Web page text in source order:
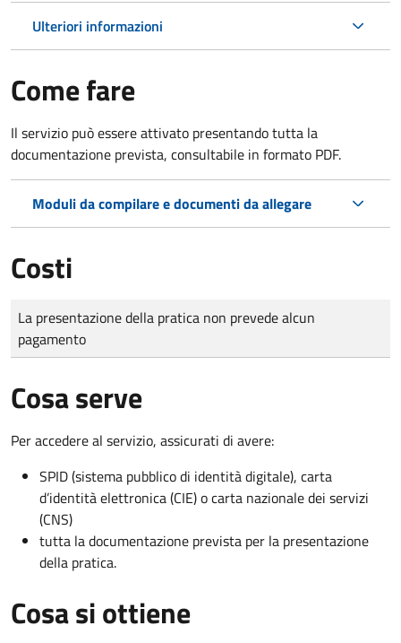
Ulteriori informazioni
Come fare
Il servizio può essere attivato presentando tutta la
documentazione prevista, consultabile in formato PDF.
Moduli da compilare e documenti da allegare
Costi
Tipo di pagamento
Importo
La presentazione della pratica non prevede alcun
pagamento
Cosa serve
Per accedere al servizio, assicurati di avere:
SPID (sistema pubblico di identità digitale), carta
d’identità elettronica (CIE) o carta nazionale dei servizi
(CNS)
tutta la documentazione prevista per la presentazione
della pratica.
Cosa si ottiene